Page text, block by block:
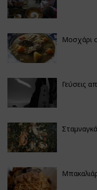
Μοσχάρι
Γεύσεις